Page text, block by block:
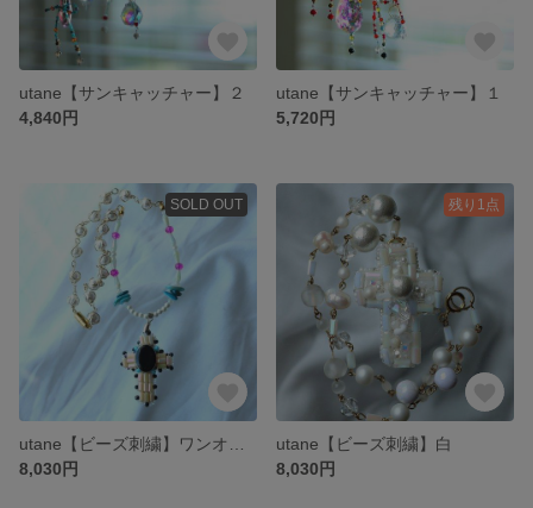
utane【サンキャッチャー】２
4,840円
utane【サンキャッチャー】１
5,720円
SOLD OUT
8,030円
残り1点
utane【ビーズ刺繍】白
8,030円